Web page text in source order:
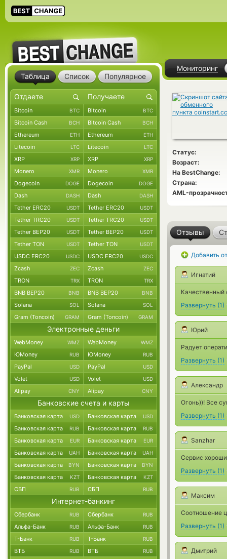
Мониторинг
Статус:
Возраст:
На BestChange:
Страна:
AML-
Отзывы
Добавить
Игнатий
Развернуть (1)
Юрий
Радует
Развернуть (1)
Александр
Огонь))! Все
Развернуть (1)
Sanzhar
Сервис
Развернуть (1)
Максим
Соотношение
Развернуть (1)
Дмитрий
Таблица Список Популярное
Bitcoin BTC Bitcoin BTC
Bitcoin Cash BCH Bitcoin Cash BCH
Ethereum ETH Ethereum ETH
Litecoin LTC Litecoin LTC
XRP XRP XRP XRP
Monero XMR Monero XMR
Dogecoin DOGE Dogecoin DOGE
Dash DASH Dash DASH
Tether ERC20 USDT Tether ERC20 USDT
Tether TRC20 USDT Tether TRC20 USDT
Tether BEP20 USDT Tether BEP20 USDT
Tether TON USDT Tether TON USDT
USDC ERC20 USDC USDC ERC20 USDC
Zcash ZEC Zcash ZEC
TRON TRX TRON TRX
BNB BEP20 BNB BNB BEP20 BNB
Solana SOL Solana SOL
Gram (Toncoin) GRAM Gram (Toncoin) GRAM
Электронные деньги
WebMoney WMZ WebMoney WMZ
ЮMoney RUB ЮMoney RUB
PayPal USD PayPal USD
Volet USD Volet USD
Alipay CNY Alipay CNY
Банковские счета и карты
Банковская карта USD Банковская карта USD
Банковская карта RUB Банковская карта RUB
Банковская карта EUR Банковская карта EUR
Банковская карта UAH Банковская карта UAH
Банковская карта BYN Банковская карта BYN
Банковская карта KZT Банковская карта KZT
СБП RUB СБП RUB
Интернет-банкинг
Сбербанк RUB Сбербанк RUB
Альфа-Банк RUB Альфа-Банк RUB
Т-Банк RUB Т-Банк RUB
ВТБ RUB ВТБ RUB